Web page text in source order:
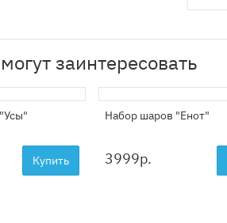
заинтересовать
Купить
Набор шаров "Енот"
3999р.